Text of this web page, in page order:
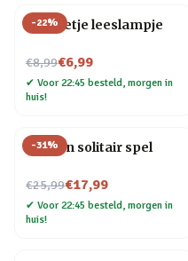
-22%
Mannetje leeslampje
€8,99
Nu voor€6,99
✔ Voor 22:45 besteld, morgen in
huis!
-31%
Houten solitair spel
€25,99
Nu voor€17,99
✔ Voor 22:45 besteld, morgen in
huis!